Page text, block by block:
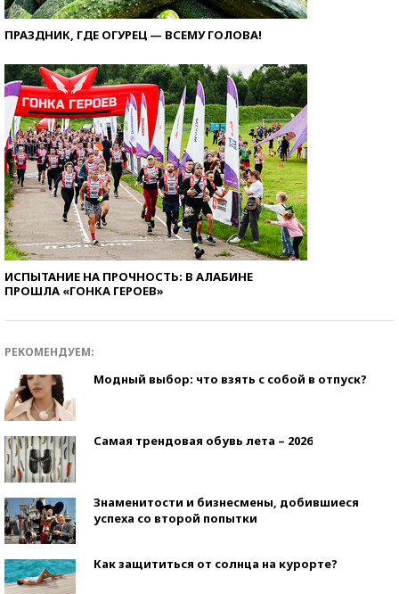
ПРАЗДНИК, ГДЕ ОГУРЕЦ — ВСЕМУ ГОЛОВА!
ИСПЫТАНИЕ НА ПРОЧНОСТЬ: В АЛАБИНЕ
ПРОШЛА «ГОНКА ГЕРОЕВ»
РЕКОМЕНДУЕМ:
Модный выбор: что взять с собой в отпуск?
Самая трендовая обувь лета – 2026
Знаменитости и бизнесмены, добившиеся
успеха со второй попытки
Как защититься от солнца на курорте?